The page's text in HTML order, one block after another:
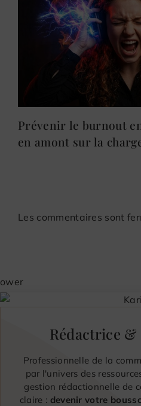
Prévenir le burnout
en amont sur la
Les commentaires sont
Rédactrice &
Professionnelle de la
par l'univers des
gestion rédactionnelle de
claire : devenir votre